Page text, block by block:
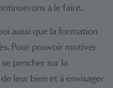
à le faire.
aussi que la formation
Pour pouvoir motiver
pencher sur la
leur bien et à envisager